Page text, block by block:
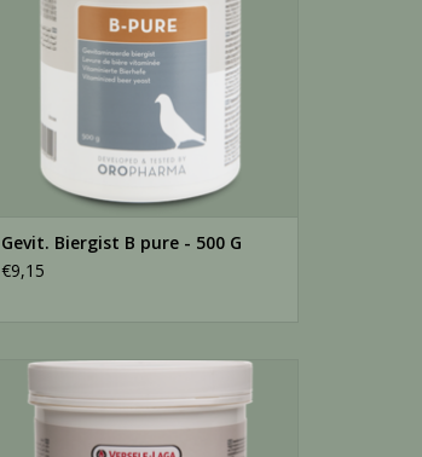
Gevit. Biergist B pure - 500 G
€9,15
Hemolyt 40 - 500 Gram
TOEVOEGEN AAN WINKELWAGEN